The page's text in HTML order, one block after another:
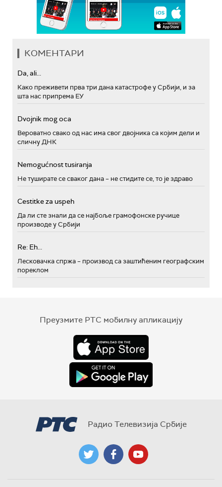
КОМЕНТАРИ
Da, ali...
Како преживети прва три дана катастрофе у Србији, и за
шта нас припрема ЕУ
Dvojnik mog oca
Вероватно свако од нас има свог двојника са којим дели и
сличну ДНК
Nemogućnost tusiranja
Не туширате се сваког дана – не стидите се, то је здраво
Cestitke za uspeh
Да ли сте знали да се најбоље грамофонске ручице
производе у Србији
Re: Eh...
Лесковачка спржа – производ са заштићеним географским
пореклом
Преузмите РТС мобилну апликацију
Радио Телевизија Србије